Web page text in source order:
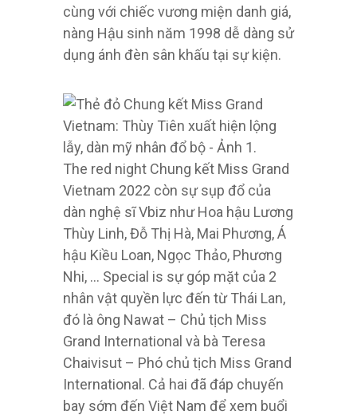
cùng với chiếc vương miện danh giá,
nàng Hậu sinh năm 1998 dễ dàng sử
dụng ánh đèn sân khấu tại sự kiện.
The red night Chung kết Miss Grand
Vietnam 2022 còn sự sụp đổ của
dàn nghệ sĩ Vbiz như Hoa hậu Lương
Thùy Linh, Đỗ Thị Hà, Mai Phương, Á
hậu Kiều Loan, Ngọc Thảo, Phương
Nhi, … Special is sự góp mặt của 2
nhân vật quyền lực đến từ Thái Lan,
đó là ông Nawat – Chủ tịch Miss
Grand International và bà Teresa
Chaivisut – Phó chủ tịch Miss Grand
International. Cả hai đã đáp chuyến
bay sớm đến Việt Nam để xem buổi